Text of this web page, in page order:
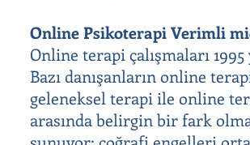
Online Psikoterapi Verimli
Online terapi çalışmaları
Bazı danışanların online
geleneksel terapi ile online
arasında belirgin bir fark